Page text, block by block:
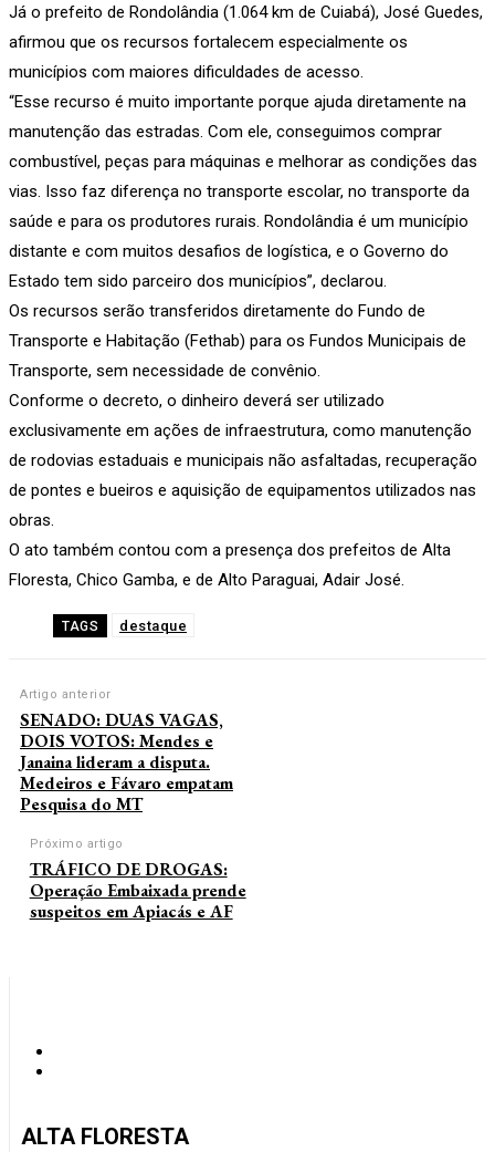
Já o prefeito de Rondolândia (1.064 km de Cuiabá), José Guedes,
afirmou que os recursos fortalecem especialmente os
municípios com maiores dificuldades de acesso.
“Esse recurso é muito importante porque ajuda diretamente na
manutenção das estradas. Com ele, conseguimos comprar
combustível, peças para máquinas e melhorar as condições das
vias. Isso faz diferença no transporte escolar, no transporte da
saúde e para os produtores rurais. Rondolândia é um município
distante e com muitos desafios de logística, e o Governo do
Estado tem sido parceiro dos municípios”, declarou.
Os recursos serão transferidos diretamente do Fundo de
Transporte e Habitação (Fethab) para os Fundos Municipais de
Transporte, sem necessidade de convênio.
Conforme o decreto, o dinheiro deverá ser utilizado
exclusivamente em ações de infraestrutura, como manutenção
de rodovias estaduais e municipais não asfaltadas, recuperação
de pontes e bueiros e aquisição de equipamentos utilizados nas
obras.
O ato também contou com a presença dos prefeitos de Alta
Floresta, Chico Gamba, e de Alto Paraguai, Adair José.
TAGS destaque
Artigo anterior
SENADO: DUAS VAGAS,
DOIS VOTOS: Mendes e
Janaina lideram a disputa.
Medeiros e Fávaro empatam
Pesquisa do MT
Próximo artigo
TRÁFICO DE DROGAS:
Operação Embaixada prende
suspeitos em Apiacás e AF
ALTA FLORESTA